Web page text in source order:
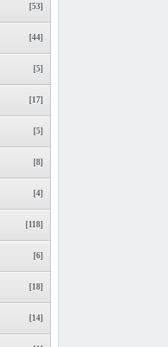
[53]
[44]
[5]
[17]
[5]
[8]
[4]
[118]
[6]
[18]
[14]